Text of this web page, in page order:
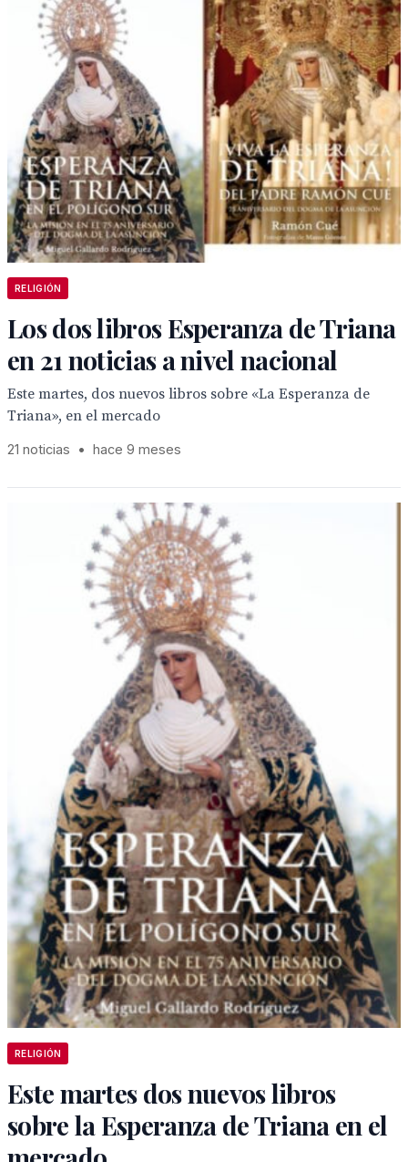
RELIGIÓN
Los dos libros Esperanza de Triana
en 21 noticias a nivel nacional
Este martes, dos nuevos libros sobre «La Esperanza de
Triana», en el mercado
21 noticias • hace 9 meses
RELIGIÓN
Este martes dos nuevos libros
sobre la Esperanza de Triana en el